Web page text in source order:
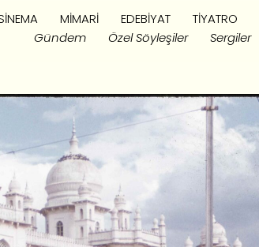
MIMARI EDEBIYAT TIYATRO
Gündem
Özel Söyleşiler Sergiler